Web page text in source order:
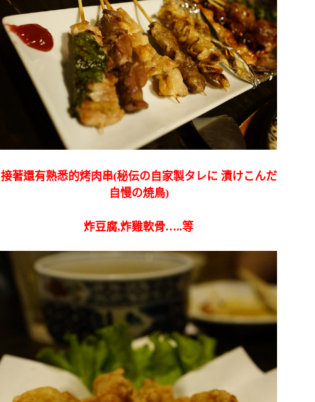
接著還有熟悉的烤肉串(秘伝の自家製タレに 漬けこんだ
自慢の焼鳥)
炸豆腐,炸雞軟骨…..等